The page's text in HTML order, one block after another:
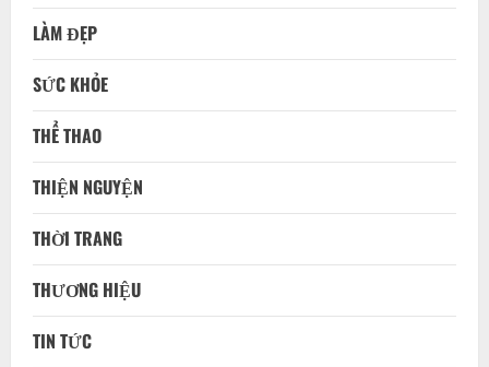
THƯƠNG HIỆU
TIN TỨC
VĂN HÓA
YOU MAY HAVE MISSED